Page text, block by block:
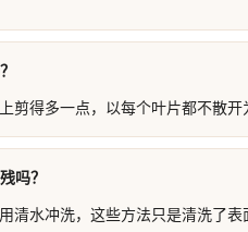
剪得多一点，以每个叶片都不散开
吗？
清水冲洗，这些方法只是清洗了